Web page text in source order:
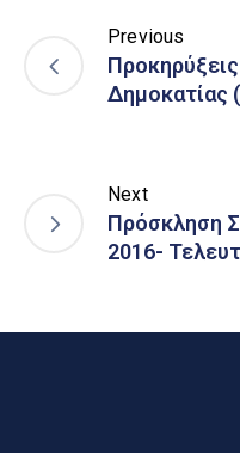
Previous
Δημοκατίας
Next
Πρόσκληση
2016-